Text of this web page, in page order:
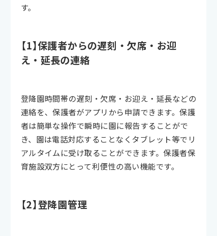
す。
【1】保護者からの遅刻・欠席・お迎
え・延長の連絡
登降園時間帯の遅刻・欠席・お迎え・延長などの
連絡を、保護者がアプリから申請できます。保護
者は簡単な操作で瞬時に園に報告することがで
き、園は電話対応することなくタブレット等でリ
アルタイムに受け取ることができます。保護者保
育施設双方にとって利便性の高い機能です。
【2】登降園管理